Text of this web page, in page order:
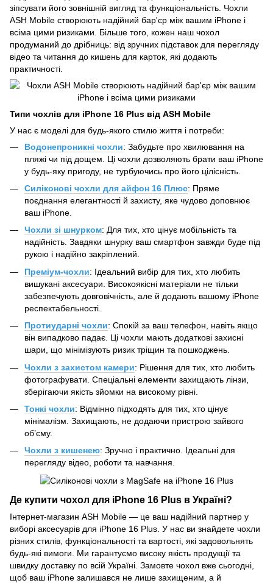
зіпсувати його зовнішній вигляд та функціональність. Чохли
ASH Mobile створюють надійний бар'єр між вашим iPhone і
всіма цими ризиками. Більше того, кожен наш чохол
продуманий до дрібниць: від зручних підставок для перегляду
відео та читання до кишень для карток, які додають
практичності.
Типи чохлів для iPhone 16 Plus від ASH Mobile
У нас є моделі для будь-якого стилю життя і потреби:
Водонепроникні чохли: Забудьте про хвилювання на
пляжі чи під дощем. Ці чохли дозволяють брати ваш iPhone
у будь-яку пригоду, не турбуючись про його цілісність.
Силіконові чохли для айфон 16 Плюс: Пряме
поєднання елегантності й захисту, яке чудово доповнює
ваш iPhone.
Чохли зі шнурком: Для тих, хто цінує мобільність та
надійність. Завдяки шнурку ваш смартфон завжди буде під
рукою і надійно закріплений.
Преміум-чохли: Ідеальний вибір для тих, хто любить
вишукані аксесуари. Високоякісні матеріали не тільки
забезпечують довговічність, але й додають вашому iPhone
респектабельності.
Протиударні чохли: Спокій за ваш телефон, навіть якщо
він випадково падає. Ці чохли мають додаткові захисні
шари, що мінімізують ризик тріщин та пошкоджень.
Чохли з захистом камери: Рішення для тих, хто любить
фотографувати. Спеціальні елементи захищають лінзи,
зберігаючи якість зйомки на високому рівні.
Тонкі чохли: Відмінно підходять для тих, хто цінує
мінімалізм. Захищають, не додаючи пристрою зайвого
об’єму.
Чохли з кишенею: Зручно і практично. Ідеальні для
перегляду відео, роботи та навчання.
Де купити чохол для iPhone 16 Plus в Україні?
Інтернет-магазин ASH Mobile — це ваш надійний партнер у
виборі аксесуарів для iPhone 16 Plus. У нас ви знайдете чохли
різних стилів, функціональності та вартості, які задовольнять
будь-які вимоги. Ми гарантуємо високу якість продукції та
швидку доставку по всій Україні. Замовте чохол вже сьогодні,
щоб ваш iPhone залишався не лише захищеним, а й